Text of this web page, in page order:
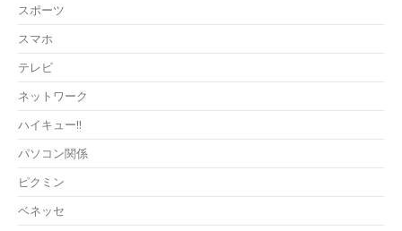
スポーツ
スマホ
テレビ
ネットワーク
ハイキュー!!
パソコン関係
ピクミン
ベネッセ